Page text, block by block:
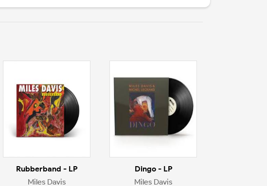
Rubberband - LP
Miles Davis
Dingo - LP
Miles Davis